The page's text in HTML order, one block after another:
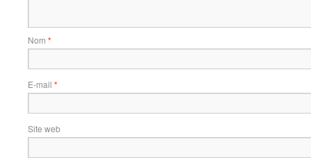
Nom *
E-mail *
Site web